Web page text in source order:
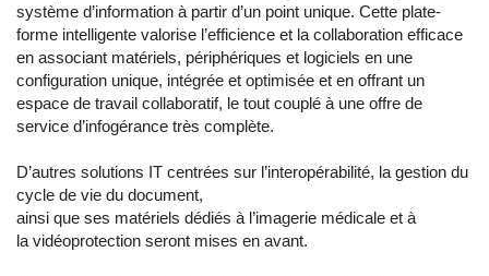
système d’information à partir d’un point unique. Cette plate-
forme intelligente valorise l’efficience et la collaboration efficace
en associant matériels, périphériques et logiciels en une
configuration unique, intégrée et optimisée et en offrant un
espace de travail collaboratif, le tout couplé à une offre de
service d’infogérance très complète.
D’autres solutions IT centrées sur l’interopérabilité, la gestion du
cycle de vie du document,
ainsi que ses matériels dédiés à l’imagerie médicale et à
la vidéoprotection seront mises en avant.